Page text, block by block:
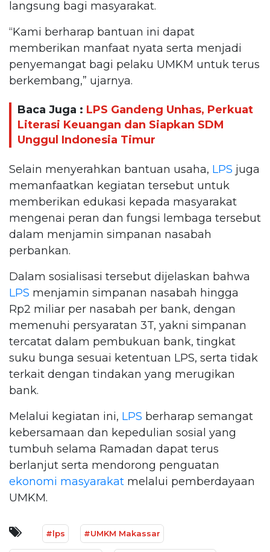
langsung bagi masyarakat.
“Kami berharap bantuan ini dapat
memberikan manfaat nyata serta menjadi
penyemangat bagi pelaku UMKM untuk terus
berkembang,” ujarnya.
Baca Juga : LPS Gandeng Unhas, Perkuat
Literasi Keuangan dan Siapkan SDM
Unggul Indonesia Timur
Selain menyerahkan bantuan usaha, LPS juga
memanfaatkan kegiatan tersebut untuk
memberikan edukasi kepada masyarakat
mengenai peran dan fungsi lembaga tersebut
dalam menjamin simpanan nasabah
perbankan.
Dalam sosialisasi tersebut dijelaskan bahwa
LPS menjamin simpanan nasabah hingga
Rp2 miliar per nasabah per bank, dengan
memenuhi persyaratan 3T, yakni simpanan
tercatat dalam pembukuan bank, tingkat
suku bunga sesuai ketentuan LPS, serta tidak
terkait dengan tindakan yang merugikan
bank.
Melalui kegiatan ini, LPS berharap semangat
kebersamaan dan kepedulian sosial yang
tumbuh selama Ramadan dapat terus
berlanjut serta mendorong penguatan
ekonomi masyarakat melalui pemberdayaan
UMKM.
#lps #UMKM Makassar